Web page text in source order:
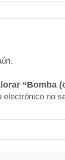
“Bomba
electrónico no